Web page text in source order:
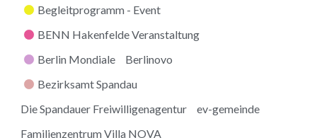
Kategorien
Begleitprogramm - Event
BENN Hakenfelde Veranstaltung
Berlin Mondiale
Berlinovo
Bezirksamt Spandau
Die Spandauer Freiwilligenagentur
ev-gemeinde
Familienzentrum Villa NOVA